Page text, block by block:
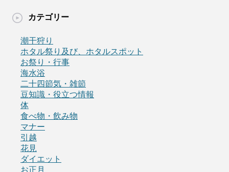
カテゴリー
潮干狩り
ホタル祭り及び、ホタルスポット
お祭り・行事
海水浴
二十四節気・雑節
豆知識・役立つ情報
体
食べ物・飲み物
マナー
引越
花見
ダイエット
お正月